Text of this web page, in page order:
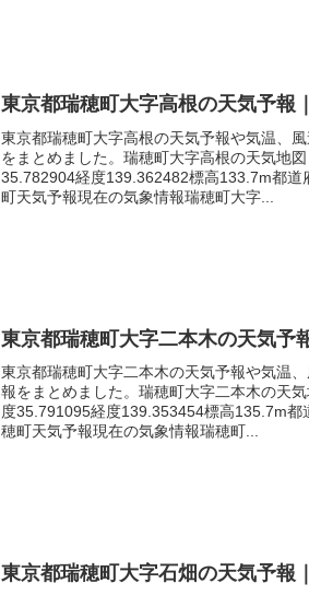
東京都瑞穂町大字高根の天気予報
東京都瑞穂町大字高根の天気予報や気温、
をまとめました。瑞穂町大字高根の天気地
35.782904経度139.362482標高133.7m都道
町天気予報現在の気象情報瑞穂町大字...
東京都瑞穂町大字二本木の天気予
東京都瑞穂町大字二本木の天気予報や気温
報をまとめました。瑞穂町大字二本木の天
度35.791095経度139.353454標高135.7m都
穂町天気予報現在の気象情報瑞穂町...
東京都瑞穂町大字石畑の天気予報